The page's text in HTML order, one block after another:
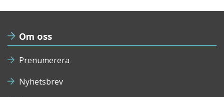
Om oss
Prenumerera
Nyhetsbrev